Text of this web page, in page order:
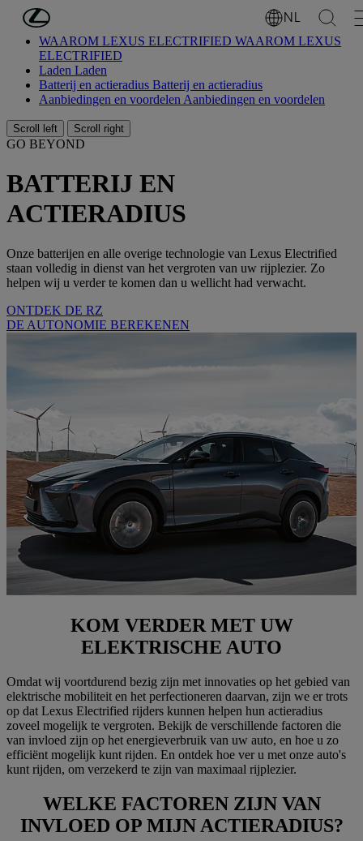
Ga naar de hoofdinhoud NL
WAAROM LEXUS ELECTRIFIED WAAROM LEXUS
ELECTRIFIED
Laden Laden
Batterij en actieradius Batterij en actieradius
Aanbiedingen en voordelen Aanbiedingen en voordelen
Scroll left Scroll right
GO BEYOND
BATTERIJ EN
ACTIERADIUS
Onze batterijen en alle overige technologie van Lexus Electrified
staan volledig in dienst van het vergroten van uw rijplezier. Zo
helpen wij u verder te komen dan u wellicht had verwacht.
ONTDEK DE RZ
DE AUTONOMIE BEREKENEN
KOM VERDER MET UW
ELEKTRISCHE AUTO
Omdat wij voortdurend bezig zijn met innovaties op het gebied van
elektrische mobiliteit en het perfectioneren daarvan, zijn we er trots
op dat Lexus Electrified rijders kunnen helpen hun actieradius
zoveel mogelijk te vergroten. Bekijk de verschillende factoren die
van invloed zijn op het energieverbruik van uw auto, en hoe u zo
efficiënt mogelijk kunt rijden. En ontdek hoe ver u met onze auto's
kunt rijden, om verzekerd te zijn van maximaal rijplezier.
WELKE FACTOREN ZIJN VAN
INVLOED OP MIJN ACTIERADIUS?